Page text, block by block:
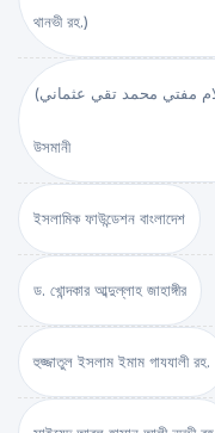
থানভী রহ.)
(شيخ الاسلام مفتي محمد تقي عثماني) শাইখুল ইসলাম মুফতী মুহাম্মদ তাকী
উসমানী
ইসলামিক ফাউন্ডেশন বাংলাদেশ
ড. খোন্দকার আব্দুল্লাহ জাহাঙ্গীর
হুজ্জাতুল ইসলাম ইমাম গাযযালী রহ.